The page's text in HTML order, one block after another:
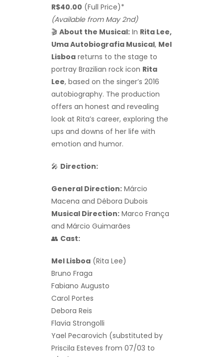
R$40.00 (Full Price)*
(Available from May 2nd)
🎬 About the Musical: In Rita Lee,
Uma Autobiografia Musical, Mel
Lisboa returns to the stage to
portray Brazilian rock icon Rita
Lee, based on the singer’s 2016
autobiography. The production
offers an honest and revealing
look at Rita’s career, exploring the
ups and downs of her life with
emotion and humor.
🎤 Direction:
General Direction: Márcio
Macena and Débora Dubois
Musical Direction: Marco França
and Márcio Guimarães
👥 Cast:
Mel Lisboa (Rita Lee)
Bruno Fraga
Fabiano Augusto
Carol Portes
Debora Reis
Flavia Strongolli
Yael Pecarovich (substituted by
Priscila Esteves from 07/03 to